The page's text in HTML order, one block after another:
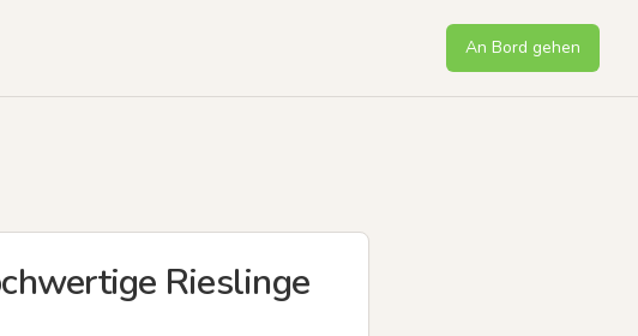
An Bord gehen
Rieslinge